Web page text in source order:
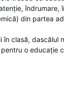
îndrumare,
din partea
în clasă, dascălul
o educație